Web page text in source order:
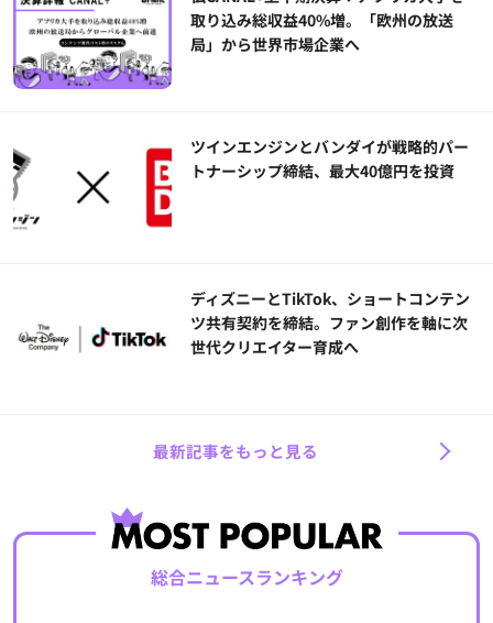
取り込み総収益40%増。「欧州の放送
局」から世界市場企業へ
ツインエンジンとバンダイが戦略的パー
トナーシップ締結、最大40億円を投資
ディズニーとTikTok、ショートコンテン
ツ共有契約を締結。ファン創作を軸に次
世代クリエイター育成へ
最新記事をもっと見る
総合ニュースランキング